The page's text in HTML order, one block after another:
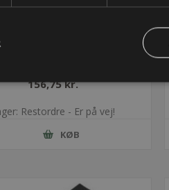
156,75 kr.
Restordre - Er på vej!
KØB